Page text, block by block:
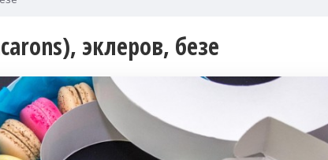
эклеров, безе